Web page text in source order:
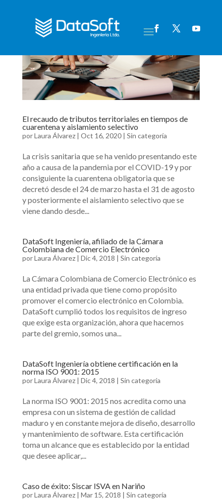
El recaudo de tributos territoriales en tiempos de
cuarentena y aislamiento selectivo
porLaura Álvarez| Oct 16, 2020| Sin categoría
La crisis sanitaria que se ha venido presentando este
año a causa de la pandemia por el COVID-19 y por
consiguiente la cuarentena obligatoria que se
decretó desde el 24 de marzo hasta el 31 de agosto
y posteriormente el aislamiento selectivo que se
viene dando desde...
DataSoft Ingeniería, afiliado de la Cámara
Colombiana de Comercio Electrónico
porLaura Álvarez| Dic 4, 2018 | Sin categoría
La Cámara Colombiana de Comercio Electrónico es
una entidad privada que tiene como propósito
promover el comercio electrónico en Colombia.
DataSoft cumplió todos los requisitos de ingreso
que exige esta organización, ahora que hacemos
parte del gremio, somos una...
DataSoft Ingeniería obtiene certificación en la
norma ISO 9001: 2015
porLaura Álvarez| Dic 4, 2018 | Sin categoría
La norma ISO 9001: 2015 nos acredita como una
empresa con un sistema de gestión de calidad
maduro y en constante mejora de diseño, desarrollo
y mantenimiento de software. Esta certificación
toma un alcance que es establecido por la entidad
que desee aplicar,...
Caso de éxito: Siscar ISVA en Nariño
porLaura Álvarez| Mar 15, 2018 | Sin categoría